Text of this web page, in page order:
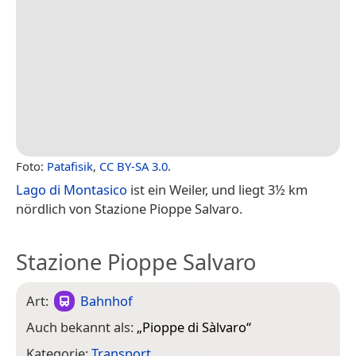
Foto: Patafisik, CC BY-SA 3.0.
Lago di Montasico ist ein Weiler, und liegt 3½ km
nördlich von Stazione Pioppe Salvaro.
Stazione Pioppe Salvaro
Art:
Bahnhof
Auch bekannt als: „Pioppe di Sàlvaro“